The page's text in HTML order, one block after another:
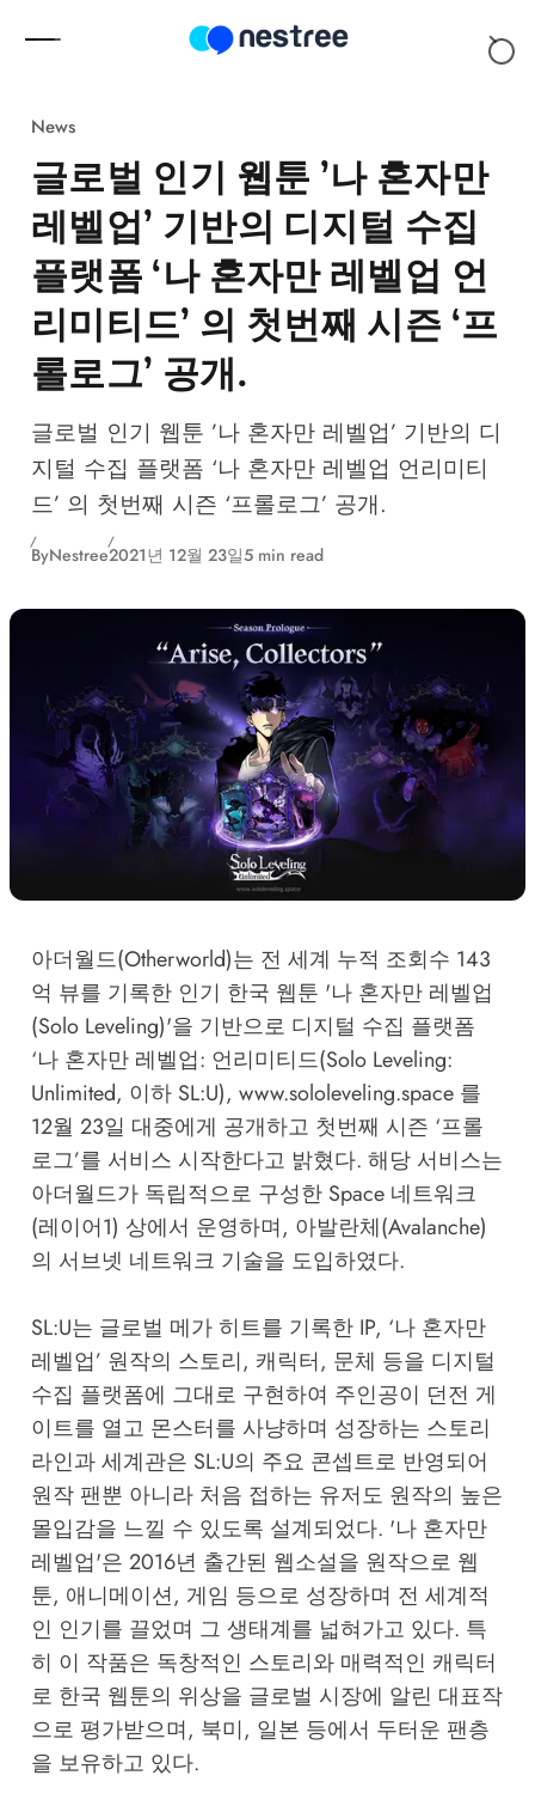
News
글로벌 인기 웹툰 ’나 혼자만
레벨업’ 기반의 디지털 수집
플랫폼 ‘나 혼자만 레벨업 언
리미티드’ 의 첫번째 시즌 ‘프
롤로그’ 공개.
글로벌 인기 웹툰 ’나 혼자만 레벨업’ 기반의 디
지털 수집 플랫폼 ‘나 혼자만 레벨업 언리미티
드’ 의 첫번째 시즌 ‘프롤로그’ 공개.
ByNestree2021년 12월 23일5 min read
아더월드(Otherworld)는 전 세계 누적 조회수 143
억 뷰를 기록한 인기 한국 웹툰 '나 혼자만 레벨업
(Solo Leveling)'을 기반으로 디지털 수집 플랫폼
‘나 혼자만 레벨업: 언리미티드(Solo Leveling:
Unlimited, 이하 SL:U), www.sololeveling.space 를
12월 23일 대중에게 공개하고 첫번째 시즌 ‘프롤
로그’를 서비스 시작한다고 밝혔다. 해당 서비스는
아더월드가 독립적으로 구성한 Space 네트워크
(레이어1) 상에서 운영하며, 아발란체(Avalanche)
의 서브넷 네트워크 기술을 도입하였다.
SL:U는 글로벌 메가 히트를 기록한 IP, ‘나 혼자만
레벨업’ 원작의 스토리, 캐릭터, 문체 등을 디지털
수집 플랫폼에 그대로 구현하여 주인공이 던전 게
이트를 열고 몬스터를 사냥하며 성장하는 스토리
라인과 세계관은 SL:U의 주요 콘셉트로 반영되어
원작 팬뿐 아니라 처음 접하는 유저도 원작의 높은
몰입감을 느낄 수 있도록 설계되었다. '나 혼자만
레벨업'은 2016년 출간된 웹소설을 원작으로 웹
툰, 애니메이션, 게임 등으로 성장하며 전 세계적
인 인기를 끌었며 그 생태계를 넓혀가고 있다. 특
히 이 작품은 독창적인 스토리와 매력적인 캐릭터
로 한국 웹툰의 위상을 글로벌 시장에 알린 대표작
으로 평가받으며, 북미, 일본 등에서 두터운 팬층
을 보유하고 있다.